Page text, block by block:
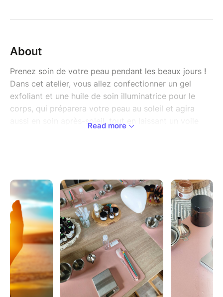
About
Prenez soin de votre peau pendant les beaux jours !
Dans cet atelier, vous allez confectionner un gel
exfoliant et une huile de soin illuminatrice pour le
corps, qui préparera votre peau au soleil et agira
aussi en soin après-soleil, tout en laissant un voile
Au programme:
- Introduction et explication des précautions
d'hygiène et de sécurité, conservation...
- Découvrez les ingrédients naturels nécessaires à la
réalisation d'une texture gel et ceux favorisant le
bronzage et le hâle naturels de la peau.
- Explication de la mise en oeuvre des produits
- Conseils guidés et personnalisés
- Choisissez les fragrances et autres additifs
Read more